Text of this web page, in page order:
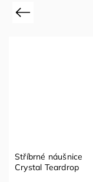
Previous
Stříbrné náušnice
Crystal Teardrop